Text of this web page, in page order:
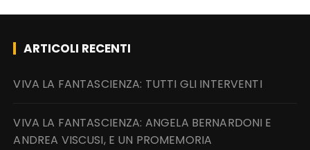
ARTICOLI RECENTI
VIVA LA FANTASCIENZA: TUTTI GLI INTERVENTI
VIVA LA FANTASCIENZA: ANGELA BERNARDONI E
ANDREA VISCUSI, E UN PROMEMORIA